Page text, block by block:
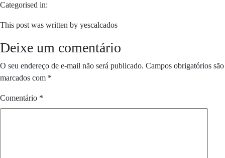
Categorised in:
This post was written by yescalcados
Deixe um comentário
O seu endereço de e-mail não será publicado. Campos obrigatórios são
marcados com *
Comentário *